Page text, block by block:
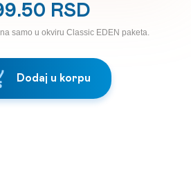
RSD
samo u okviru Classic EDEN paketa.
Dodaj u korpu